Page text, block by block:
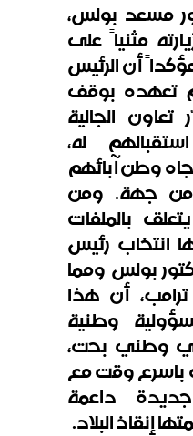
مسعد بولس،
مثنياً على
أن الرئيس
تعهده بوقف
تعاون الجالية
له،
وطن آبائهم
من جهة. ومن
بالملفات
انتخاب رئيس
بولس ومما
أن هذا
وطنية
وطني بحت،
باسرع وقت مع
داعمة
إنقاذ البلاد.